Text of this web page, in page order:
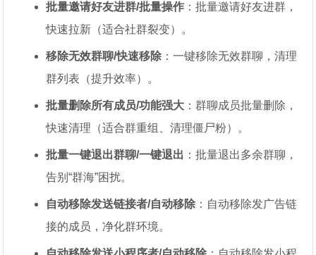
批量邀请好友进群/批量操作 ：批量邀请好友进群，
快速拉新（适合社群裂变）。
移除无效群聊/快速移除 ：一键移除无效群聊，清理
群列表（提升效率）。
批量删除所有成员/功能强大 ：群聊成员批量删除，
快速清理（适合群重组、清理僵尸粉）。
批量一键退出群聊/一键退出 ：批量退出多余群聊，
告别“群海”困扰。
自动移除发送链接者/自动移除 ：自动移除发广告链
接的成员，净化群环境。